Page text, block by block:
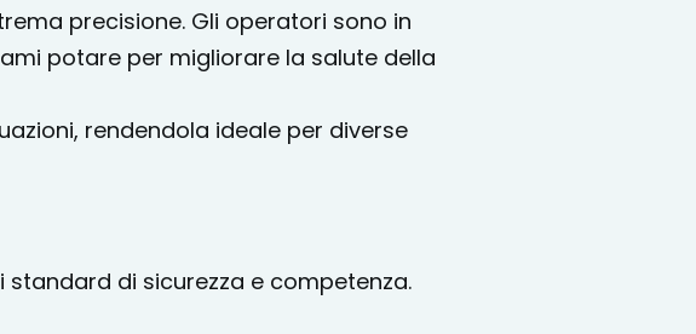
precisione. Gli operatori sono in
potare per migliorare la salute della
rendendola ideale per diverse
di sicurezza e competenza.